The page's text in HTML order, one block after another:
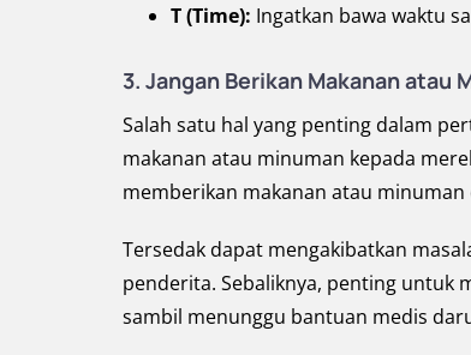
T (Time): Ingatkan bawa waktu
3. Jangan Berikan Makanan atau
Salah satu hal yang penting dalam
makanan atau minuman kepada
memberikan makanan atau
Tersedak dapat mengakibatkan
penderita. Sebaliknya, penting untuk
sambil menunggu bantuan medis